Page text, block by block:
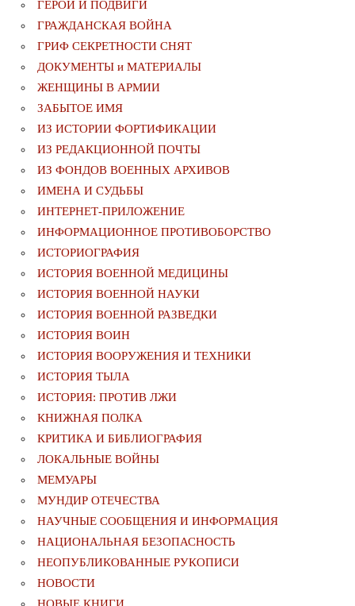
ГЕРОИ И ПОДВИГИ
ГРАЖДАНСКАЯ ВОЙНА
ГРИФ СЕКРЕТНОСТИ СНЯТ
ДОКУМЕНТЫ и МАТЕРИАЛЫ
ЖЕНЩИНЫ В АРМИИ
ЗАБЫТОЕ ИМЯ
ИЗ ИСТОРИИ ФОРТИФИКАЦИИ
ИЗ РЕДАКЦИОННОЙ ПОЧТЫ
ИЗ ФОНДОВ ВОЕННЫХ АРХИВОВ
ИМЕНА И СУДЬБЫ
ИНТЕРНЕТ-ПРИЛОЖЕНИЕ
ИНФОРМАЦИОННОЕ ПРОТИВОБОРСТВО
ИСТОРИОГРАФИЯ
ИСТОРИЯ ВОЕННОЙ МЕДИЦИНЫ
ИСТОРИЯ ВОЕННОЙ НАУКИ
ИСТОРИЯ ВОЕННОЙ РАЗВЕДКИ
ИСТОРИЯ ВОИН
ИСТОРИЯ ВООРУЖЕНИЯ И ТЕХНИКИ
ИСТОРИЯ ТЫЛА
ИСТОРИЯ: ПРОТИВ ЛЖИ
КНИЖНАЯ ПОЛКА
КРИТИКА И БИБЛИОГРАФИЯ
ЛОКАЛЬНЫЕ ВОЙНЫ
МЕМУАРЫ
МУНДИР ОТЕЧЕСТВА
НАУЧНЫЕ СООБЩЕНИЯ И ИНФОРМАЦИЯ
НАЦИОНАЛЬНАЯ БЕЗОПАСНОСТЬ
НЕОПУБЛИКОВАННЫЕ РУКОПИСИ
НОВОСТИ
НОВЫЕ КНИГИ